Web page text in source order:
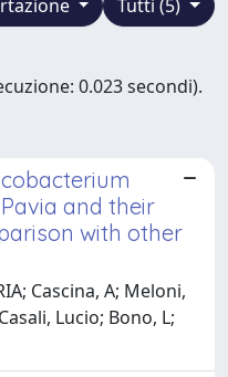
Tutti (5)
0.023 secondi).
and their
with other
Cascina, A; Meloni,
Lucio; Bono, L;